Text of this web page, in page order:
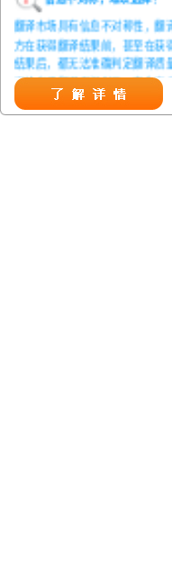
翻译市场具有信息不对称性，翻
方在获得翻译结果前，甚至在获
结果后，都无法准确判定翻译质
而给劣质翻译者提供了一定生存
造成翻译市场鱼龙混杂，难以选